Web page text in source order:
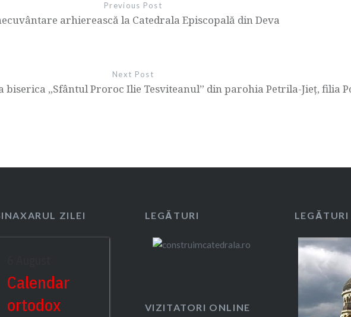
Previous Post
arhierească la Catedrala Episcopală din Deva
Next Post
biserica „Sfântul Proroc Ilie Tesviteanul” din parohia Petrila-Jieț, filia
ZILEI
Calendar
ortodox
LEGĂTURI LEGĂTURI
VIZITATORI ONLINE